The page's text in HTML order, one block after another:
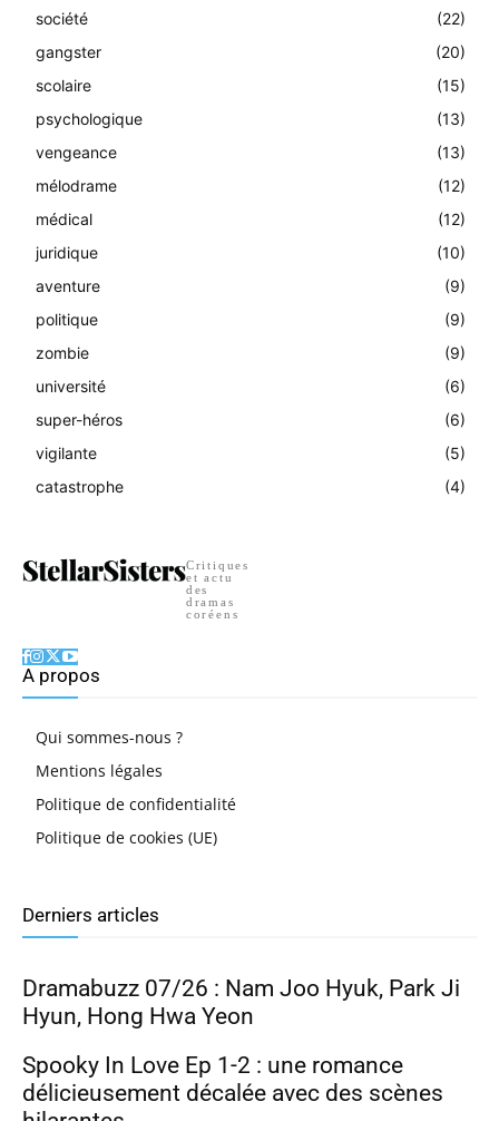
société
(22)
gangster
(20)
scolaire
(15)
psychologique
(13)
vengeance
(13)
mélodrame
(12)
médical
(12)
juridique
(10)
aventure
(9)
politique
(9)
zombie
(9)
université
(6)
super-héros
(6)
vigilante
(5)
catastrophe
(4)
Critiques
et actu
des
dramas
coréens
A propos
Qui sommes-nous ?
Mentions légales
Politique de confidentialité
Politique de cookies (UE)
Derniers articles
Dramabuzz 07/26 : Nam Joo Hyuk, Park Ji
Hyun, Hong Hwa Yeon
Spooky In Love Ep 1-2 : une romance
délicieusement décalée avec des scènes